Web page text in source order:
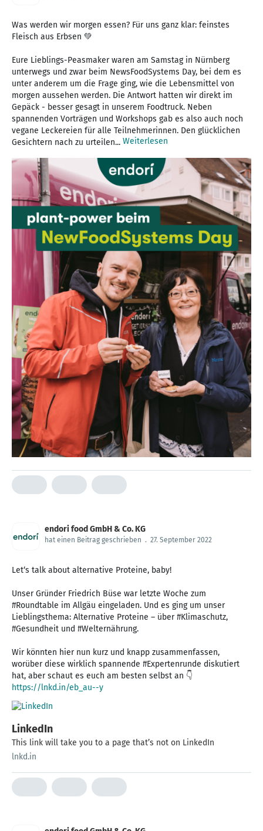
Was werden wir morgen essen? Für uns ganz klar: feinstes
Fleisch aus Erbsen 💚
Eure Lieblings-Peasmaker waren am Samstag in Nürnberg
unterwegs und zwar beim NewsFoodSystems Day, bei dem es
unter anderem um die Frage ging, wie die Lebensmittel von
morgen aussehen werden. Die Antwort hatten wir direkt im
Gepäck - besser gesagt in unserem Foodtruck. Neben
spannenden Vorträgen und Workshops gab es also auch noch
vegane Leckereien für alle Teilnehmerinnen. Den glücklichen
Gesichtern nach zu urteilen... Weiterlesen
endori food GmbH & Co. KG
hat einen Beitrag geschrieben . 27. September 2022
Let‘s talk about alternative Proteine, baby!
Unser Gründer Friedrich Büse war letzte Woche zum
#Roundtable im Allgäu eingeladen. Und es ging um unser
Lieblingsthema: Alternative Proteine – über #Klimaschutz,
#Gesundheit und #Welternährung.
Wir könnten hier nun kurz und knapp zusammenfassen,
worüber diese wirklich spannende #Expertenrunde diskutiert
https://lnkd.in/eb_au--y
LinkedIn
This link will take you to a page that’s not on LinkedIn
lnkd.in